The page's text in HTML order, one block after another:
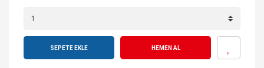
SEPETE EKLE HEMEN AL